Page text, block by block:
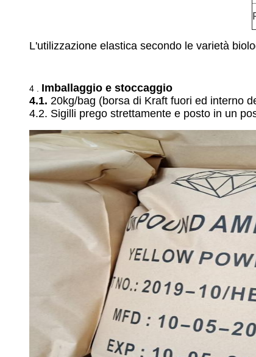
L'utilizzazione elastica secondo le varietà
4 . Imballaggio e stoccaggio
4.1. 20kg/bag (borsa di Kraft fuori ed interno
4.2. Sigilli prego strettamente e posto in un